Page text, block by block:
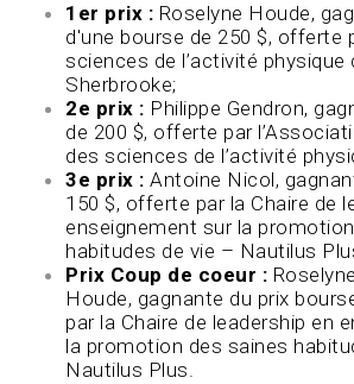
1er prix : Roselyne Houde,
d'une bourse de 250 $, offerte
sciences de l’activité physique
Sherbrooke;
2e prix : Philippe Gendron,
de 200 $, offerte par
des sciences de l’activité
3e prix :Antoine Nicol,
150 $, offerte par la Chaire de
enseignement sur la
habitudes de vie – Nautilus
Prix Coup de coeur : Roselyne
Houde, gagnante du prix
par la Chaire de leadership en
la promotion des saines
Nautilus Plus.